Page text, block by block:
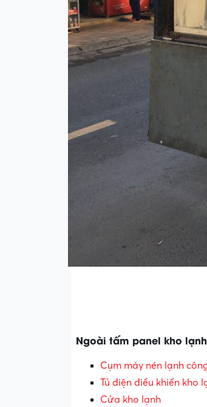
Ngoài tấm panel kho
Cụm máy nén lạnh
Tủ điện điều khiển kho
Cửa kho lạnh